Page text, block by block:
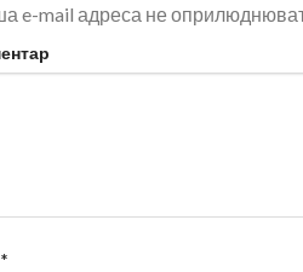
e-mail адреса не
*